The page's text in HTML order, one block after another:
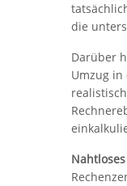
die
Darüber
Umzug